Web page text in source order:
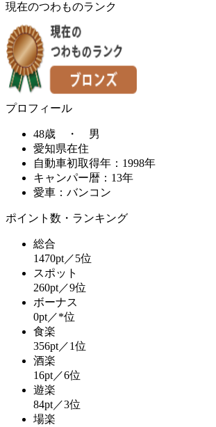
現在のつわものランク
プロフィール
48歳 ・ 男
愛知県在住
自動車初取得年：1998年
キャンパー暦：13年
愛車：バンコン
ポイント数・ランキング
総合
1470pt／5位
スポット
260pt／9位
ボーナス
0pt／*位
食楽
356pt／1位
酒楽
16pt／6位
遊楽
84pt／3位
場楽